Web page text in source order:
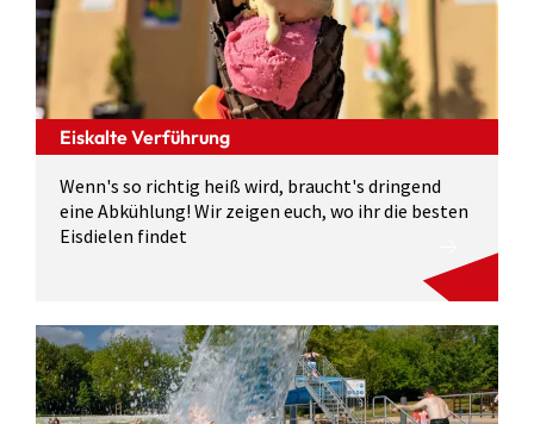
Eiskalte Verführung
Wenn's so richtig heiß wird, braucht's dringend
eine Abkühlung! Wir zeigen euch, wo ihr die besten
Eisdielen findet